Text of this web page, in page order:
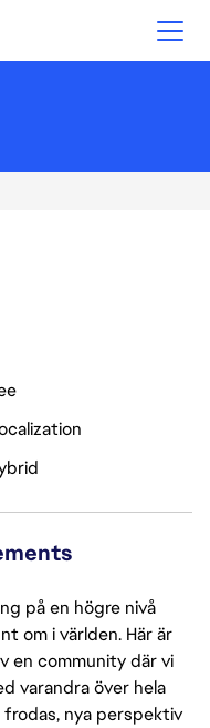
på en högre nivå
om i världen. Här är
en community där vi
varandra över hela
nya perspektiv